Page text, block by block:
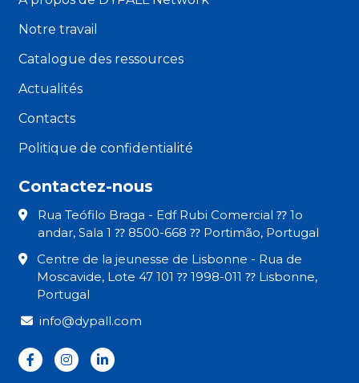
Notre travail
Catalogue des ressources
Actualités
Contacts
Politique de confidentialité
Contactez-nous
Rua Teófilo Braga - Edf Rubi Comercial ⁇ 1o
andar, Sala 1 ⁇ 8500-668 ⁇ Portimão, Portugal
Centre de la jeunesse de Lisbonne - Rua de
Moscavide, Lote 47 101 ⁇ 1998-011 ⁇ Lisbonne,
Portugal
info@dypall.com